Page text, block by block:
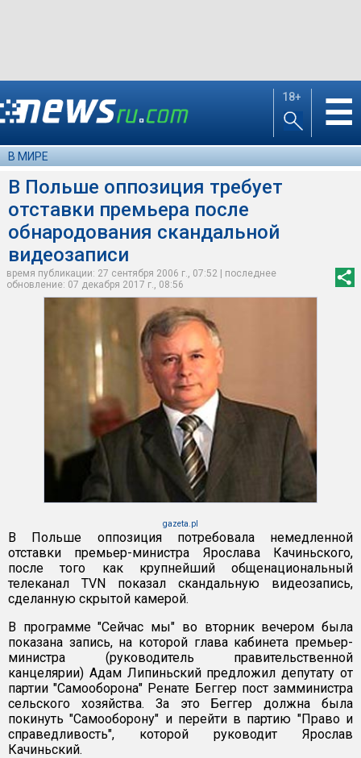
18+ ☰
В МИРЕ
В Польше оппозиция требует
отставки премьера после
обнародования скандальной
видеозаписи
время публикации: 27 сентября 2006 г., 07:52 | последнее
обновление: 07 декабря 2017 г., 08:56
gazeta.pl
В Польше оппозиция потребовала немедленной
отставки премьер-министра Ярослава Качиньского,
после того как крупнейший общенациональный
телеканал TVN показал скандальную видеозапись,
сделанную скрытой камерой.
В программе "Сейчас мы" во вторник вечером была
показана запись, на которой глава кабинета премьер-
министра (руководитель правительственной
канцелярии) Адам Липиньский предложил депутату от
партии "Самооборона" Ренате Беггер пост замминистра
сельского хозяйства. За это Беггер должна была
покинуть "Самооборону" и перейти в партию "Право и
справедливость", которой руководит Ярослав
Качиньский.